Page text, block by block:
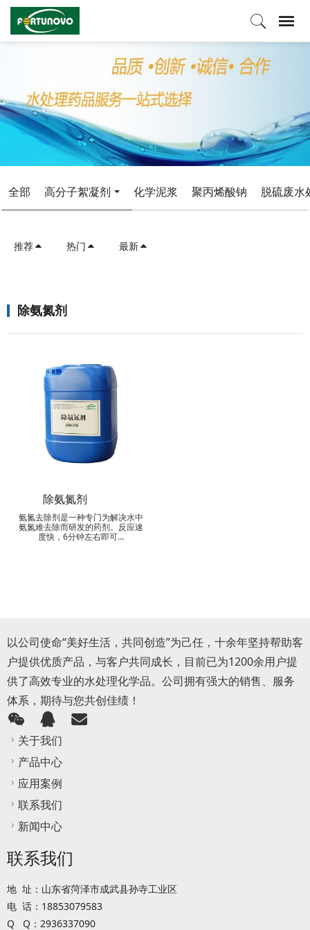
全部 高分子絮凝剂 化学泥浆 聚丙烯酸钠 脱硫废水
推荐 热门 最新
除氨氮剂
除氨氮剂
氨氮去除剂是一种专门为解决水中
氨氮难去除而研发的药剂。反应速
度快，6分钟左右即可...
以公司使命“美好生活，共同创造”为己任，十余年坚持帮助客
户提供优质产品，与客户共同成长，目前已为1200余用户提
供了高效专业的水处理化学品。公司拥有强大的销售、服务
体系，期待与您共创佳绩！
关于我们
产品中心
应用案例
联系我们
新闻中心
联系我们
地 址：山东省菏泽市成武县孙寺工业区
电 话：18853079583
Q Q：2936337090